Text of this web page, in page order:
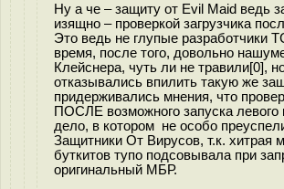
Ну а че – защиту от Evil Maid ведь
изящно – проверкой загрузчика
Это ведь не глупые разработчики
время, после того, довольно
Клейснера, чуть ли не травили[0],
отказывались впилить такую же
придерживались мнения, что
ПОСЛЕ возможного запуска
дело, в котором не особо
Защитники От Вирусов, т.к. хитрая
буткитов тупо подсовывала при
оригинальный МБР.